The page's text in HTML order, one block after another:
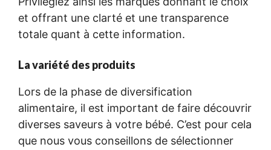
et offrant une clarté et une transparence
totale quant à cette information.
La variété des produits
Lors de la phase de diversification
alimentaire, il est important de faire découvrir
diverses saveurs à votre bébé. C’est pour cela
que nous vous conseillons de sélectionner